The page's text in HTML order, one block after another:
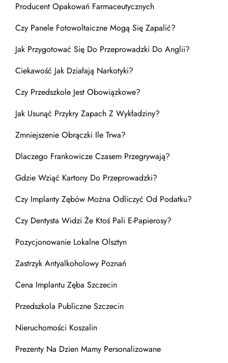
Producent Opakowań Farmaceutycznych
Czy Panele Fotowoltaiczne Mogą Się Zapalić?
Jak Przygotować Się Do Przeprowadzki Do Anglii?
Ciekawość Jak Działają Narkotyki?
Czy Przedszkole Jest Obowiązkowe?
Jak Usunąć Przykry Zapach Z Wykładziny?
Zmniejszenie Obrączki Ile Trwa?
Dlaczego Frankowicze Czasem Przegrywają?
Gdzie Wziąć Kartony Do Przeprowadzki?
Czy Implanty Zębów Można Odliczyć Od Podatku?
Czy Dentysta Widzi Że Ktoś Pali E-Papierosy?
Pozycjonowanie Lokalne Olsztyn
Zastrzyk Antyalkoholowy Poznań
Cena Implantu Zęba Szczecin
Przedszkola Publiczne Szczecin
Nieruchomości Koszalin
Prezenty Na Dzien Mamy Personalizowane